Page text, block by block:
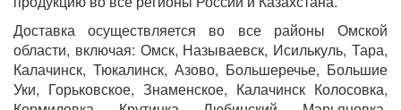
Доставка осуществляется во все районы Омской
области, включая: Омск, Называевск, Исилькуль, Тара,
Калачинск, Тюкалинск, Азово, Большеречье, Большие
Уки, Горьковское, Знаменское, Калачинск Колосовка,